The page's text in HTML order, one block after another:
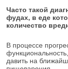
Часто такой
фудах, в еде
количество
В процессе
давить на